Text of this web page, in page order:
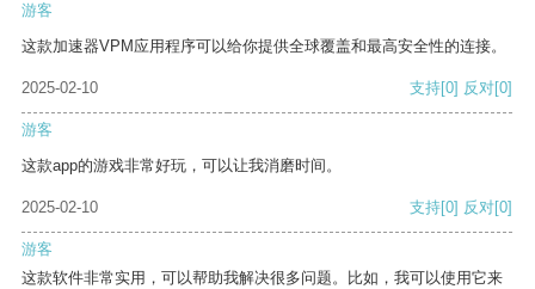
游客
这款加速器VPM应用程序可以给你提供全球覆盖和最高安全性的连接。
2025-02-10 支持[0] 反对[0]
游客
这款app的游戏非常好玩，可以让我消磨时间。
2025-02-10 支持[0] 反对[0]
游客
这款软件非常实用，可以帮助我解决很多问题。比如，我可以使用它来